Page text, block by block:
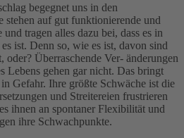
begegnet uns in den
stehen auf gut funktionierende und
tragen alles dazu bei, dass es in
ist. Denn so, wie es ist, davon sind
oder? Überraschende Ver- änderungen
Lebens gehen gar nicht. Das bringt
Gefahr. Ihre größte Schwäche ist die
und Streitereien frustrieren
ihnen an spontaner Flexibilität und
ihre Schwachpunkte.